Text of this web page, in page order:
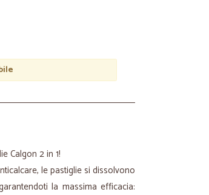
Calgon 2 in 1!
le pastiglie si dissolvono
la massima efficacia: